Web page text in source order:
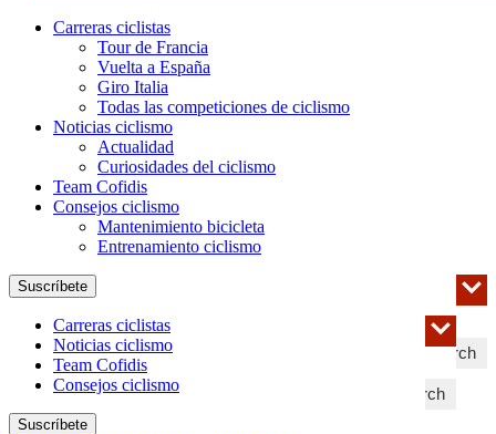
Carreras ciclistas
Tour de Francia
Vuelta a España
Giro Italia
Todas las competiciones de ciclismo
Noticias ciclismo
Actualidad
Curiosidades del ciclismo
Team Cofidis
Consejos ciclismo
Mantenimiento bicicleta
Entrenamiento ciclismo
Search
Suscríbete
Search
Carreras ciclistas
Noticias ciclismo
Team Cofidis
Consejos ciclismo
Suscríbete